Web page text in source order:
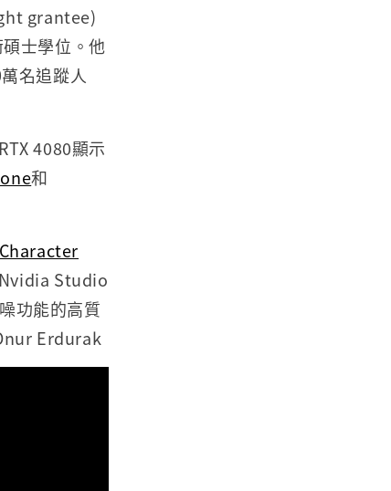
grantee)
士學位。他
名追蹤人
4080顯示
和
Character
Studio
功能的高質
Erdurak